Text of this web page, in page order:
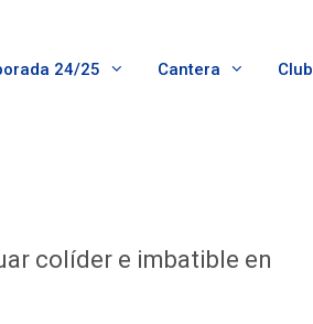
24/25 Cantera Club
colíder e imbatible en